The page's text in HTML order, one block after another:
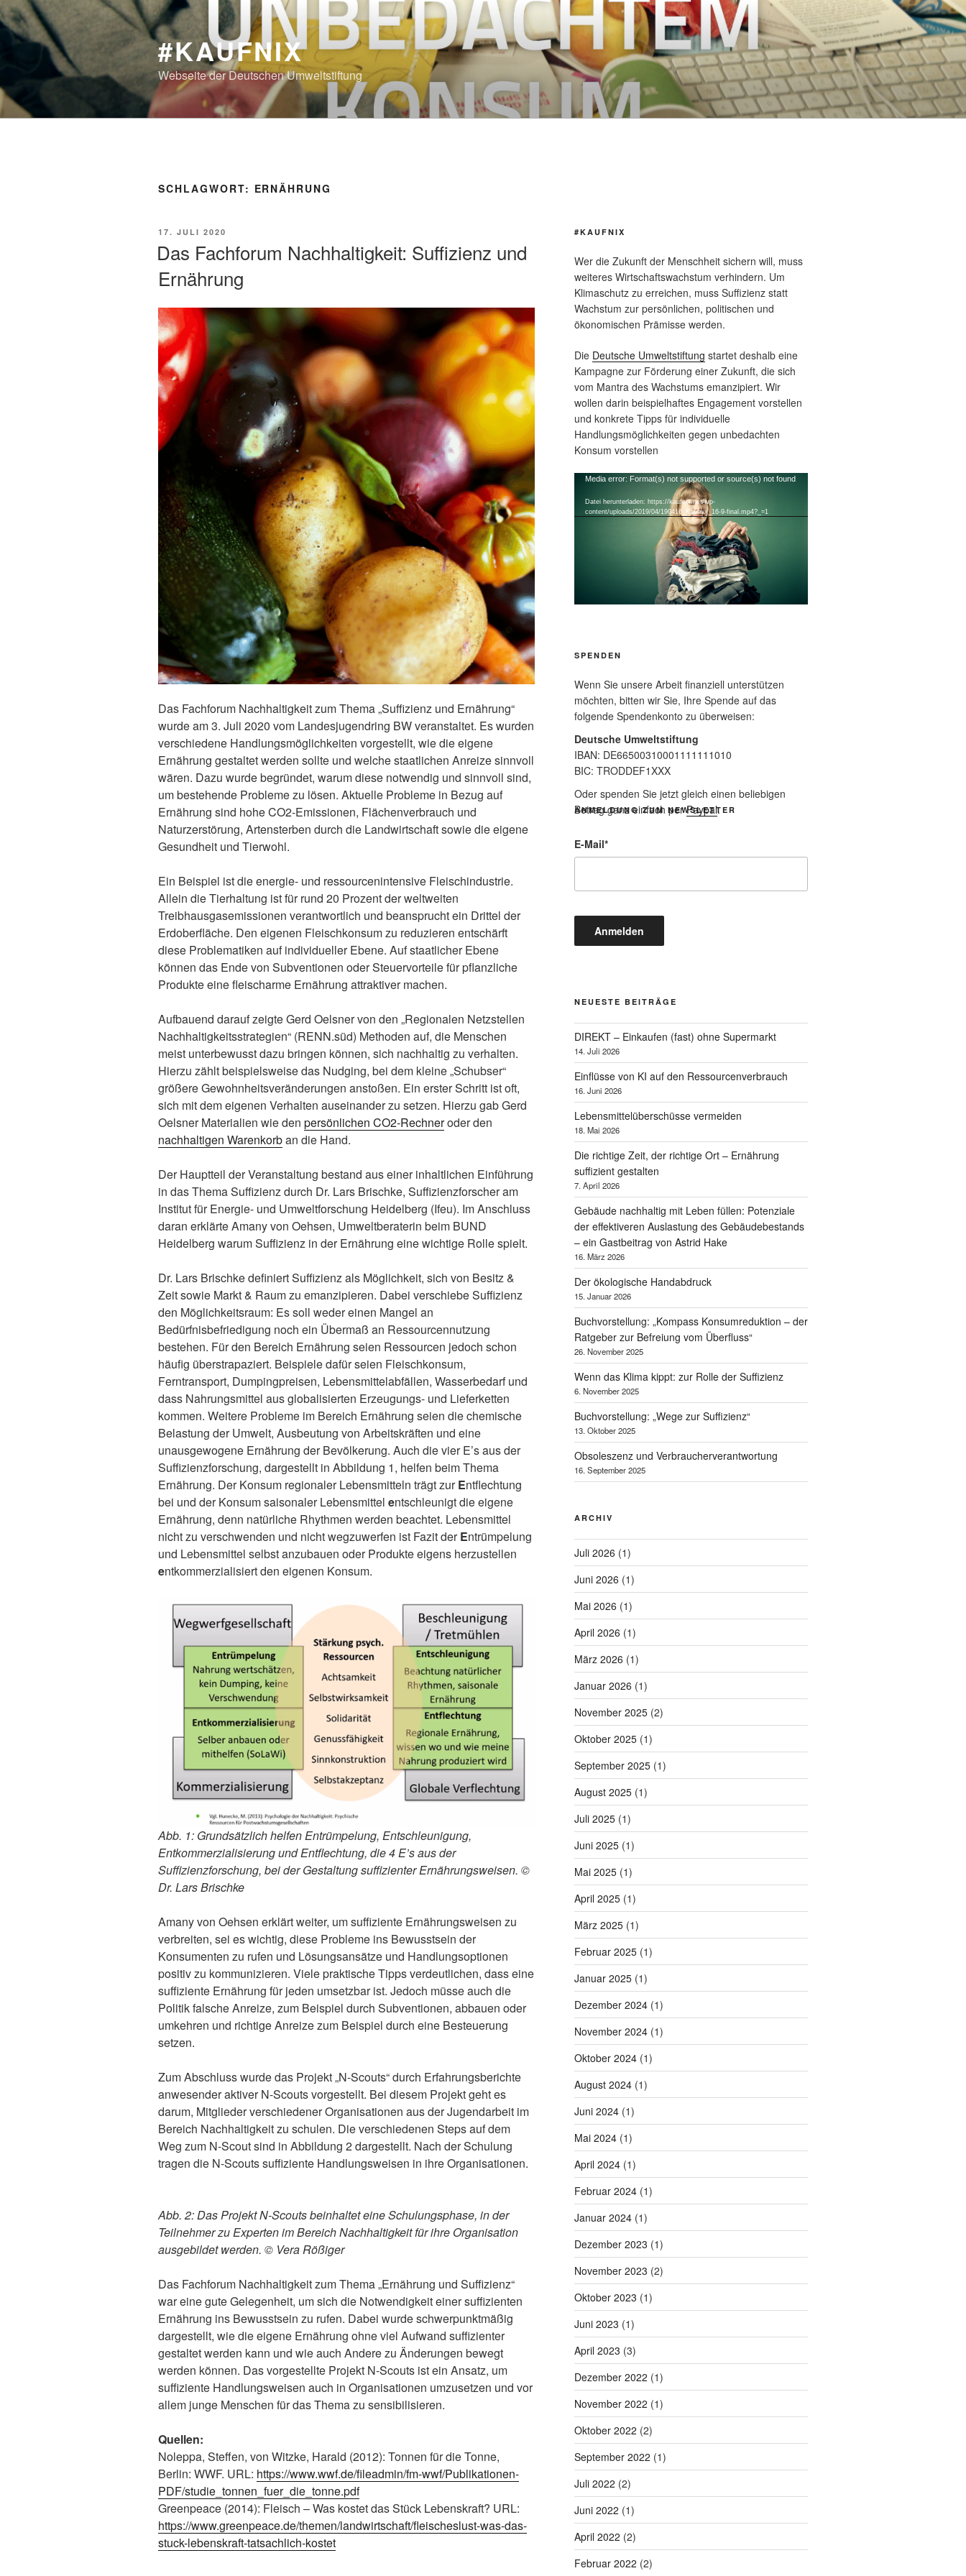
Zum
Inhalt
springen
#KAUFNIX
Webseite der Deutschen Umweltstiftung
SCHLAGWORT: ERNÄHRUNG
VERÖFFENTLICHT
17. JULI 2020
Das Fachforum Nachhaltigkeit: Suffizienz und
Ernährung
Das Fachforum Nachhaltigkeit zum Thema „Suffizienz und Ernährung“
wurde am 3. Juli 2020 vom Landesjugendring BW veranstaltet. Es wurden
verschiedene Handlungsmöglichkeiten vorgestellt, wie die eigene
Ernährung gestaltet werden sollte und welche staatlichen Anreize sinnvoll
wären. Dazu wurde begründet, warum diese notwendig und sinnvoll sind,
um bestehende Probleme zu lösen. Aktuelle Probleme in Bezug auf
Ernährung sind hohe CO2-Emissionen, Flächenverbrauch und
Naturzerstörung, Artensterben durch die Landwirtschaft sowie die eigene
Gesundheit und Tierwohl.
Ein Beispiel ist die energie- und ressourcenintensive Fleischindustrie.
Allein die Tierhaltung ist für rund 20 Prozent der weltweiten
Treibhausgasemissionen verantwortlich und beansprucht ein Drittel der
Erdoberfläche. Den eigenen Fleischkonsum zu reduzieren entschärft
diese Problematiken auf individueller Ebene. Auf staatlicher Ebene
können das Ende von Subventionen oder Steuervorteile für pflanzliche
Produkte eine fleischarme Ernährung attraktiver machen.
Aufbauend darauf zeigte Gerd Oelsner von den „Regionalen Netzstellen
Nachhaltigkeitsstrategien“ (RENN.süd) Methoden auf, die Menschen
meist unterbewusst dazu bringen können, sich nachhaltig zu verhalten.
Hierzu zählt beispielsweise das Nudging, bei dem kleine „Schubser“
größere Gewohnheitsveränderungen anstoßen. Ein erster Schritt ist oft,
sich mit dem eigenen Verhalten auseinander zu setzen. Hierzu gab Gerd
Oelsner Materialien wie den persönlichen CO2-Rechneroder den
nachhaltigen Warenkorban die Hand.
Der Hauptteil der Veranstaltung bestand aus einer inhaltlichen Einführung
in das Thema Suffizienz durch Dr. Lars Brischke, Suffizienzforscher am
Institut für Energie- und Umweltforschung Heidelberg (Ifeu). Im Anschluss
daran erklärte Amany von Oehsen, Umweltberaterin beim BUND
Heidelberg warum Suffizienz in der Ernährung eine wichtige Rolle spielt.
Dr. Lars Brischke definiert Suffizienz als Möglichkeit, sich von Besitz &
Zeit sowie Markt & Raum zu emanzipieren. Dabei verschiebe Suffizienz
den Möglichkeitsraum: Es soll weder einen Mangel an
Bedürfnisbefriedigung noch ein Übermaß an Ressourcennutzung
bestehen. Für den Bereich Ernährung seien Ressourcen jedoch schon
häufig überstrapaziert. Beispiele dafür seien Fleischkonsum,
Ferntransport, Dumpingpreisen, Lebensmittelabfällen, Wasserbedarf und
dass Nahrungsmittel aus globalisierten Erzeugungs- und Lieferketten
kommen. Weitere Probleme im Bereich Ernährung seien die chemische
Belastung der Umwelt, Ausbeutung von Arbeitskräften und eine
unausgewogene Ernährung der Bevölkerung. Auch die vier E’s aus der
Suffizienzforschung, dargestellt in Abbildung 1, helfen beim Thema
Ernährung. Der Konsum regionaler Lebensmitteln trägt zurEntflechtung
bei und der Konsum saisonaler Lebensmittel entschleunigt die eigene
Ernährung, denn natürliche Rhythmen werden beachtet. Lebensmittel
nicht zu verschwenden und nicht wegzuwerfen ist Fazit derEntrümpelung
und Lebensmittel selbst anzubauen oder Produkte eigens herzustellen
entkommerzialisiert den eigenen Konsum.
Abb. 1: Grundsätzlich helfen Entrümpelung, Entschleunigung,
Entkommerzialisierung und Entflechtung, die 4 E’s aus der
Suffizienzforschung, bei der Gestaltung suffizienter Ernährungsweisen. ©
Dr. Lars Brischke
Amany von Oehsen erklärt weiter, um suffiziente Ernährungsweisen zu
verbreiten, sei es wichtig, diese Probleme ins Bewusstsein der
Konsumenten zu rufen und Lösungsansätze und Handlungsoptionen
positiv zu kommunizieren. Viele praktische Tipps verdeutlichen, dass eine
suffiziente Ernährung für jeden umsetzbar ist. Jedoch müsse auch die
Politik falsche Anreize, zum Beispiel durch Subventionen, abbauen oder
umkehren und richtige Anreize zum Beispiel durch eine Besteuerung
setzen.
Zum Abschluss wurde das Projekt „N-Scouts“ durch Erfahrungsberichte
anwesender aktiver N-Scouts vorgestellt. Bei diesem Projekt geht es
darum, Mitglieder verschiedener Organisationen aus der Jugendarbeit im
Bereich Nachhaltigkeit zu schulen. Die verschiedenen Steps auf dem
Weg zum N-Scout sind in Abbildung 2 dargestellt. Nach der Schulung
tragen die N-Scouts suffiziente Handlungsweisen in ihre Organisationen.
Abb. 2:Das Projekt N-Scouts beinhaltet eine Schulungsphase, in der
Teilnehmer zu Experten im Bereich Nachhaltigkeit für ihre Organisation
ausgebildet werden. © Vera Rößiger
Das Fachforum Nachhaltigkeit zum Thema „Ernährung und Suffizienz“
war eine gute Gelegenheit, um sich die Notwendigkeit einer suffizienten
Ernährung ins Bewusstsein zu rufen. Dabei wurde schwerpunktmäßig
dargestellt, wie die eigene Ernährung ohne viel Aufwand suffizienter
gestaltet werden kann und wie auch Andere zu Änderungen bewegt
werden können. Das vorgestellte Projekt N-Scouts ist ein Ansatz, um
suffiziente Handlungsweisen auch in Organisationen umzusetzen und vor
allem junge Menschen für das Thema zu sensibilisieren.
Quellen:
Noleppa, Steffen, von Witzke, Harald (2012): Tonnen für die Tonne,
Berlin: WWF. URL: https://www.wwf.de/fileadmin/fm-wwf/Publikationen-
PDF/studie_tonnen_fuer_die_tonne.pdf
Greenpeace (2014): Fleisch – Was kostet das Stück Lebenskraft? URL:
https://www.greenpeace.de/themen/landwirtschaft/fleischeslust-was-das-
stuck-lebenskraft-tatsachlich-kostet
#KAUFNIX
Wer die Zukunft der Menschheit sichern will, muss
weiteres Wirtschaftswachstum verhindern. Um
Klimaschutz zu erreichen, muss Suffizienz statt
Wachstum zur persönlichen, politischen und
ökonomischen Prämisse werden.
Die Deutsche Umweltstiftung startet deshalb eine
Kampagne zur Förderung einer Zukunft, die sich
vom Mantra des Wachstums emanzipiert. Wir
wollen darin beispielhaftes Engagement vorstellen
und konkrete Tipps für individuelle
Handlungsmöglichkeiten gegen unbedachten
Konsum vorstellen
Video-
Player
Media error: Format(s) not supported or source(s) not found
Datei herunterladen: https://kaufnix.net/wp-
content/uploads/2019/04/190416_Kaufnix_16-9-final.mp4?_=1
SPENDEN
Wenn Sie unsere Arbeit finanziell unterstützen
möchten, bitten wir Sie, Ihre Spende auf das
folgende Spendenkonto zu überweisen:
Deutsche Umweltstiftung
IBAN: DE66500310001111111010
BIC: TRODDEF1XXX
Oder spenden Sie jetzt gleich einen beliebigen
Betrag ganz einfach perPaypal.
ANMELDUNG ZUM NEWSLETTER
E-Mail*
NEUESTE BEITRÄGE
DIREKT – Einkaufen (fast) ohne Supermarkt
14. Juli 2026
Einflüsse von KI auf den Ressourcenverbrauch
16. Juni 2026
Lebensmittelüberschüsse vermeiden
18. Mai 2026
Die richtige Zeit, der richtige Ort – Ernährung
suffizient gestalten
7. April 2026
Gebäude nachhaltig mit Leben füllen: Potenziale
der effektiveren Auslastung des Gebäudebestands
– ein Gastbeitrag von Astrid Hake
16. März 2026
Der ökologische Handabdruck
15. Januar 2026
Buchvorstellung: „Kompass Konsumreduktion – der
Ratgeber zur Befreiung vom Überfluss“
26. November 2025
Wenn das Klima kippt: zur Rolle der Suffizienz
6. November 2025
Buchvorstellung: „Wege zur Suffizienz“
13. Oktober 2025
Obsoleszenz und Verbraucherverantwortung
16. September 2025
ARCHIV
Juli 2026 (1)
Juni 2026 (1)
Mai 2026 (1)
April 2026 (1)
März 2026 (1)
Januar 2026 (1)
November 2025(2)
Oktober 2025(1)
September 2025(1)
August 2025(1)
Juli 2025(1)
Juni 2025(1)
Mai 2025(1)
April 2025(1)
März 2025(1)
Februar 2025(1)
Januar 2025(1)
Dezember 2024(1)
November 2024(1)
Oktober 2024(1)
August 2024(1)
Juni 2024(1)
Mai 2024(1)
April 2024(1)
Februar 2024(1)
Januar 2024(1)
Dezember 2023 (1)
November 2023 (2)
Oktober 2023 (1)
Juni 2023 (1)
April 2023 (3)
Dezember 2022 (1)
November 2022 (1)
Oktober 2022 (2)
September 2022 (1)
Juli 2022 (2)
Juni 2022 (1)
April 2022 (2)
Februar 2022 (2)